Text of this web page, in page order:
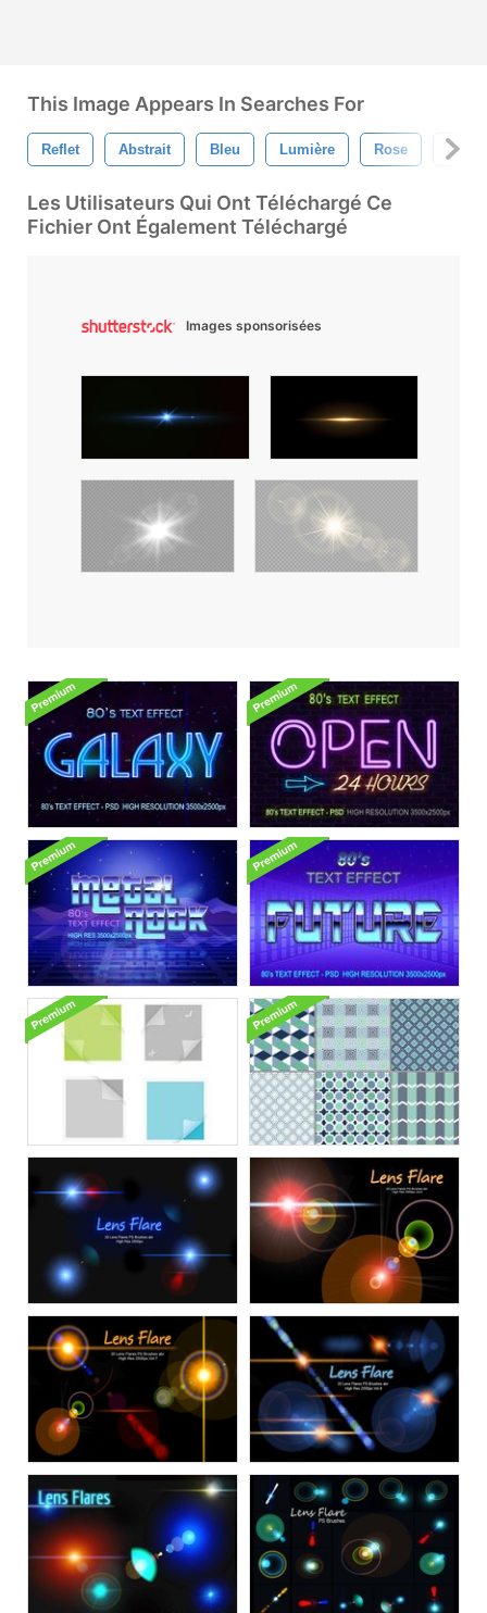
This Image Appears In Searches For
Reflet Abstrait Bleu Lumière Rose
Les Utilisateurs Qui Ont Téléchargé Ce
Fichier Ont Également Téléchargé
Images sponsorisées